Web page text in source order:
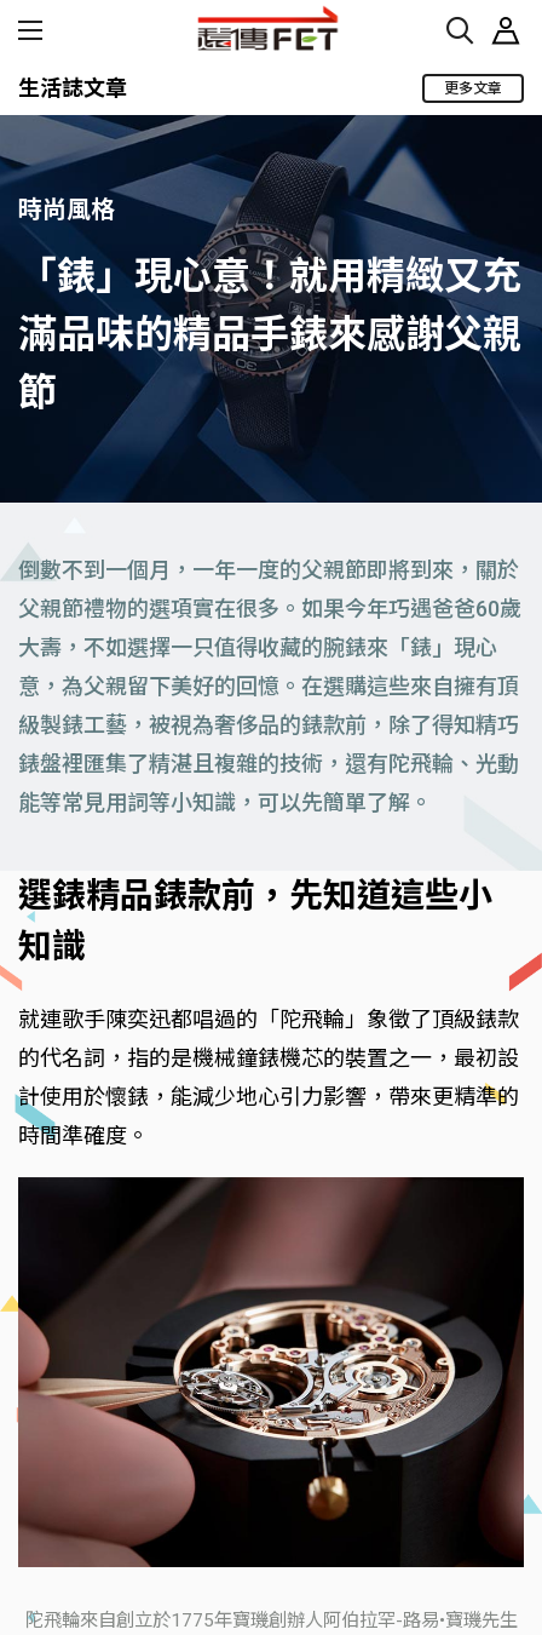
生活誌文章 更多文章
時尚風格
「錶」現心意！就用精緻又充
滿品味的精品手錶來感謝父親
節
倒數不到一個月，一年一度的父親節即將到來，關於
父親節禮物的選項實在很多。如果今年巧遇爸爸60歲
大壽，不如選擇一只值得收藏的腕錶來「錶」現心
意，為父親留下美好的回憶。在選購這些來自擁有頂
級製錶工藝，被視為奢侈品的錶款前，除了得知精巧
錶盤裡匯集了精湛且複雜的技術，還有陀飛輪、光動
能等常見用詞等小知識，可以先簡單了解。
選錶精品錶款前，先知道這些小
知識
就連歌手陳奕迅都唱過的「陀飛輪」象徵了頂級錶款
的代名詞，指的是機械鐘錶機芯的裝置之一，最初設
計使用於懷錶，能減少地心引力影響，帶來更精準的
時間準確度。
陀飛輪來自創立於1775年寶璣創辦人阿伯拉罕-路易•寶璣先生